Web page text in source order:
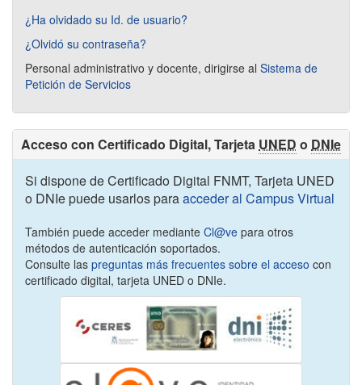
¿Ha olvidado su Id. de usuario?
¿Olvidó su contraseña?
Personal administrativo y docente, dirigirse al Sistema de
Petición de Servicios
Acceso con Certificado Digital, Tarjeta UNED o DNIe
Si dispone de Certificado Digital FNMT, Tarjeta UNED
o DNIe puede usarlos paraacceder al Campus Virtual
También puede acceder mediante Cl@ve para otros
métodos de autenticación soportados.
Consulte las preguntas más frecuentes sobre el acceso con
certificado digital, tarjeta UNED o DNIe.